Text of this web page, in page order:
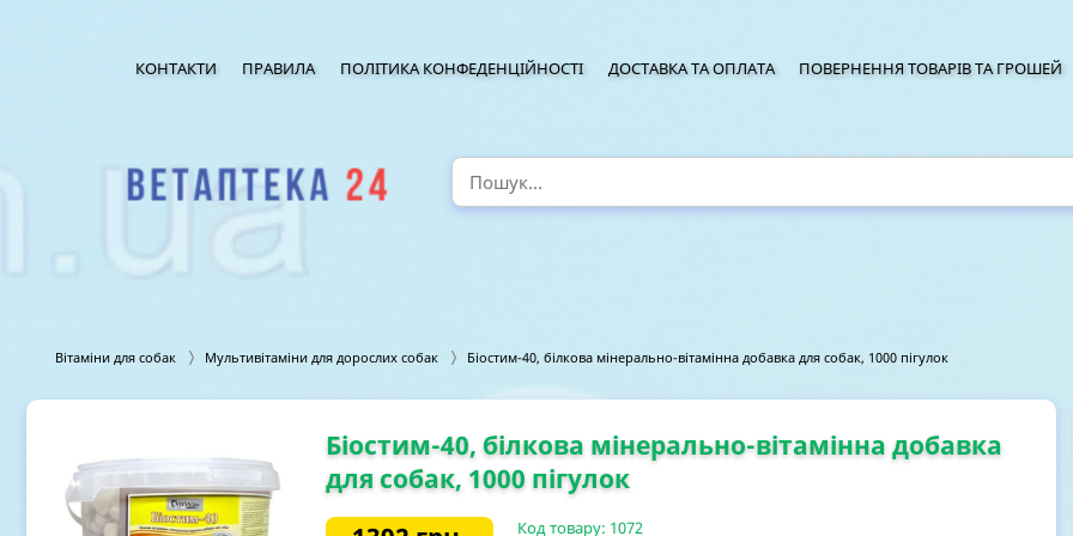
КОНТАКТИ ПРАВИЛА ПОЛІТИКА КОНФЕДЕНЦІЙНОСТІ ДОСТАВКА ТА ОПЛАТА ПОВЕРНЕННЯ ТОВАРІВ ТА ГРОШЕЙ
Вітаміни для собак Мультивітаміни для дорослих собак Біостим-40, білкова мінерально-вітамінна добавка для собак, 1000 пігулок
Біостим-40, білкова мінерально-вітамінна добавка
для собак, 1000 пігулок
Код товару: 1072